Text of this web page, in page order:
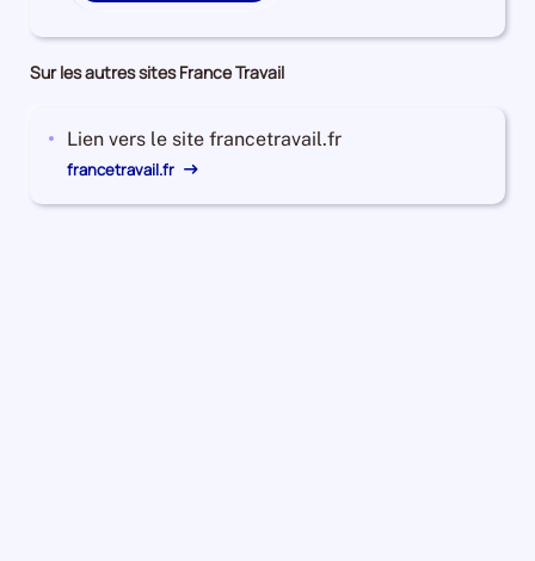
Sur les autres sites France Travail
Lien vers le site francetravail.fr
francetravail.fr